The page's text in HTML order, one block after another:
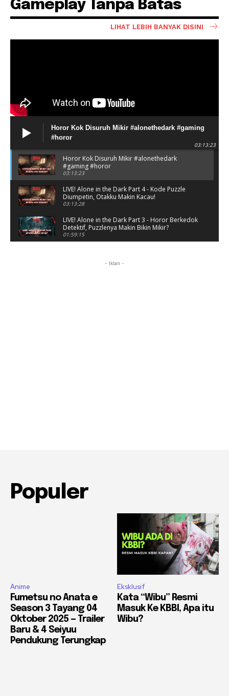
Gameplay Tanpa Batas
LIHAT LEBIH BANYAK DISINI
Horor Kok Disuruh Mikir #alonethedark #gaming
#horor
03:13:23
Horor Kok Disuruh Mikir #alonethedark
#gaming #horor
03:13:23
LIVE! Alone in the Dark Part 4 - Kode Puzzle
Diumpetin, Otakku Makin Kacau!
03:13:28
LIVE! Alone in the Dark Part 3 - Horor Berkedok
Detektif, Puzzlenya Makin Bikin Mikir?
01:59:15
- Iklan -
Populer
Anime
Fumetsu no Anata e
Season 3 Tayang 04
Oktober 2025 — Trailer
Baru & 4 Seiyuu
Pendukung Terungkap
Eksklusif
Kata “Wibu” Resmi
Masuk Ke KBBI, Apa itu
Wibu?